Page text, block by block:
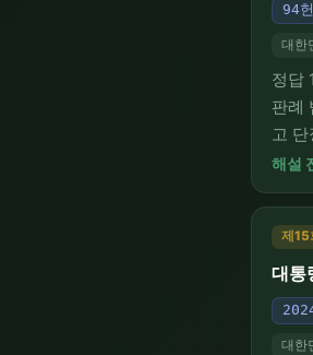
94
대한
정답
판례
고
가 일
요구
해설
제
대통
대한